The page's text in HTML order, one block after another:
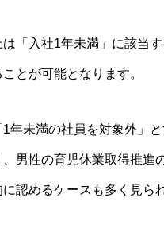
「入社1年未満」に該当す
とが可能となります。
年未満の社員を対象外」
男性の育児休業取得推進
認めるケースも多く見ら